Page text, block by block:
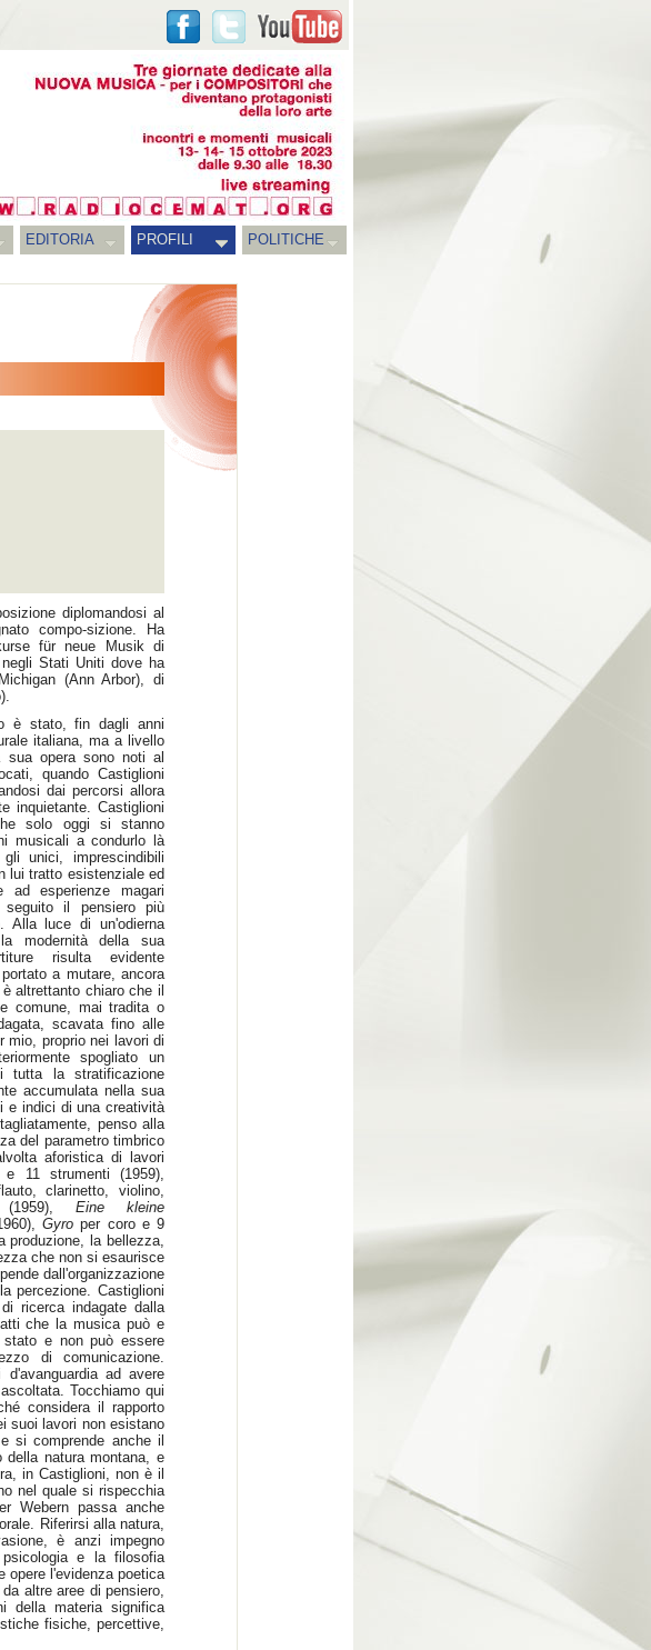
EDITORIA PROFILI
POLITICHE
diplomandosi al
compo-sizione. Ha
für neue Musik di
Stati Uniti dove ha
(Ann Arbor), di
è stato, fin dagli anni
italiana, ma a livello
sua opera sono noti al
quando Castiglioni
dai percorsi allora
inquietante. Castiglioni
solo oggi si stanno
musicali a condurlo là
unici, imprescindibili
lui tratto esistenziale ed
ad esperienze magari
seguito il pensiero più
Alla luce di un'odierna
modernità della sua
risulta evidente
a mutare, ancora
altrettanto chiaro che il
comune, mai tradita o
scavata fino alle
mio, proprio nei lavori di
spogliato un
tutta la stratificazione
accumulata nella sua
e indici di una creatività
penso alla
del parametro timbrico
aforistica di lavori
e 11 strumenti (1959),
clarinetto, violino,
(1959), Eine kleine
Gyro per coro e 9
produzione, la bellezza,
che non si esaurisce
dall'organizzazione
percezione. Castiglioni
ricerca indagate dalla
che la musica può e
e non può essere
di comunicazione.
ad avere
Tocchiamo qui
considera il rapporto
suoi lavori non esistano
si comprende anche il
natura montana, e
in Castiglioni, non è il
nel quale si rispecchia
Webern passa anche
Riferirsi alla natura,
è anzi impegno
e la filosofia
opere l'evidenza poetica
altre aree di pensiero,
della materia significa
fisiche, percettive,